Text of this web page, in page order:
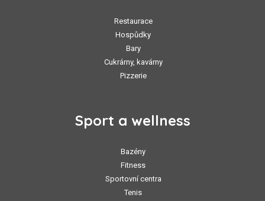
Restaurace
Hospůdky
Bary
Cukrárny, kavárny
Pizzerie
Sport a wellness
Bazény
Fitness
Sportovní centra
Tenis